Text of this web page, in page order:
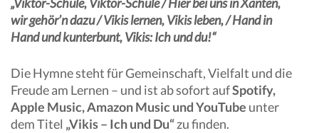
wir gehör’n dazu / Vikis lernen, Vikis leben, / Hand in
Hand und kunterbunt, Vikis: Ich und du!“
Die Hymne steht für Gemeinschaft, Vielfalt und die
Freude am Lernen – und ist ab sofort aufSpotify,
Apple Music, Amazon Music und YouTube unter
dem Titel „Vikis – Ich und Du“zu finden.